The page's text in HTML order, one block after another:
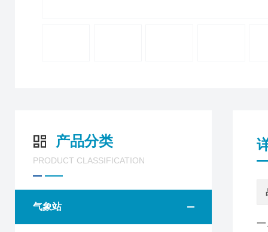
产品分类
PRODUCT CLASSIFICATION
气象站
一